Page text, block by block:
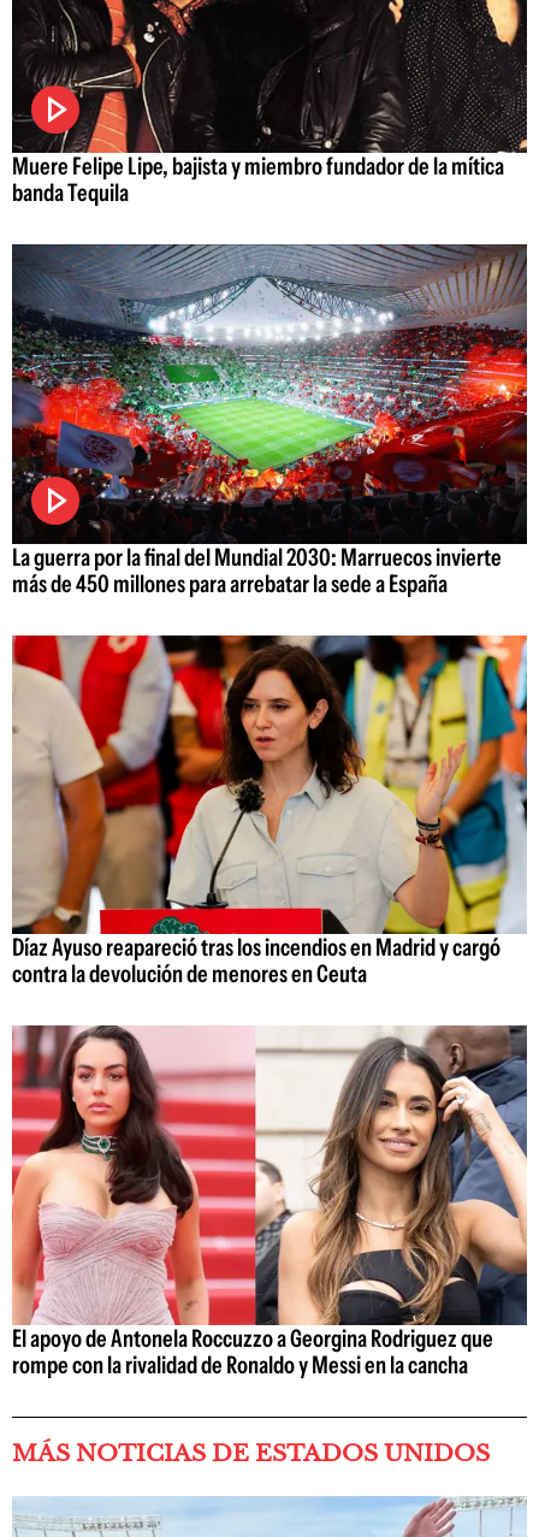
Muere Felipe Lipe, bajista y miembro fundador de la mítica
banda Tequila
La guerra por la final del Mundial 2030: Marruecos invierte
más de 450 millones para arrebatar la sede a España
Díaz Ayuso reapareció tras los incendios en Madrid y cargó
contra la devolución de menores en Ceuta
El apoyo de Antonela Roccuzzo a Georgina Rodriguez que
rompe con la rivalidad de Ronaldo y Messi en la cancha
MÁS NOTICIAS DE ESTADOS UNIDOS